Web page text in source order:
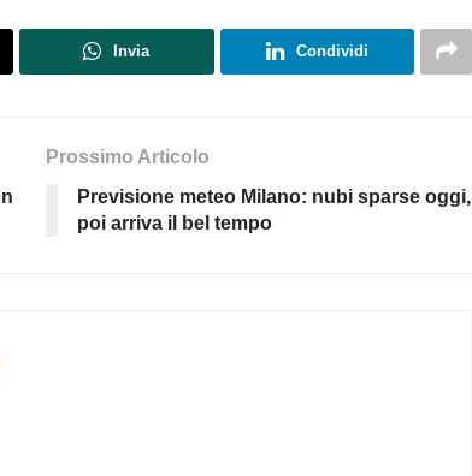
Invia Condividi
Prossimo Articolo
Previsione meteo Milano: nubi sparse oggi,
poi arriva il bel tempo